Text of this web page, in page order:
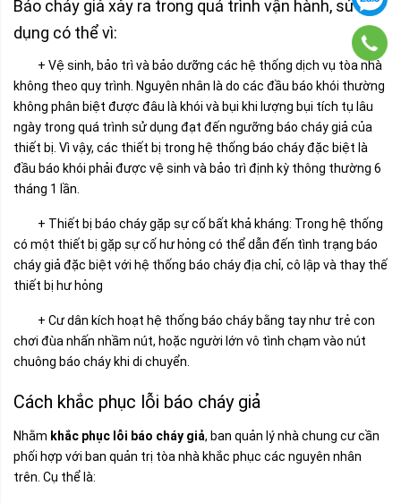
Báo cháy giả xảy ra trong quá trình vận hành, sử
dụng có thể vì:
+ Vệ sinh, bảo trì và bảo dưỡng các hệ thống dịch vụ tòa nhà
không theo quy trình. Nguyên nhân là do các đầu báo khói thường
không phân biệt được đâu là khói và bụi khi lượng bụi tích tụ lâu
ngày trong quá trình sử dụng đạt đến ngưỡng báo cháy giả của
thiết bị. Vì vậy, các thiết bị trong hệ thống báo cháy đặc biệt là
đầu báo khói phải được vệ sinh và bảo trì định kỳ thông thường 6
tháng 1 lần.
+ Thiết bị báo cháy gặp sự cố bất khả kháng: Trong hệ thống
có một thiết bị gặp sự cố hư hỏng có thể dẫn đến tình trạng báo
cháy giả đặc biệt với hệ thống báo cháy địa chỉ, cô lập và thay thế
thiết bị hư hỏng
+ Cư dân kích hoạt hệ thống báo cháy bằng tay như trẻ con
chơi đùa nhấn nhầm nút, hoặc người lớn vô tình chạm vào nút
chuông báo cháy khi di chuyển.
Cách khắc phục lỗi báo cháy giả
Nhằm khắc phục lỗi báo cháy giả, ban quản lý nhà chung cư cần
phối hợp với ban quản trị tòa nhà khắc phục các nguyên nhân
trên. Cụ thể là: